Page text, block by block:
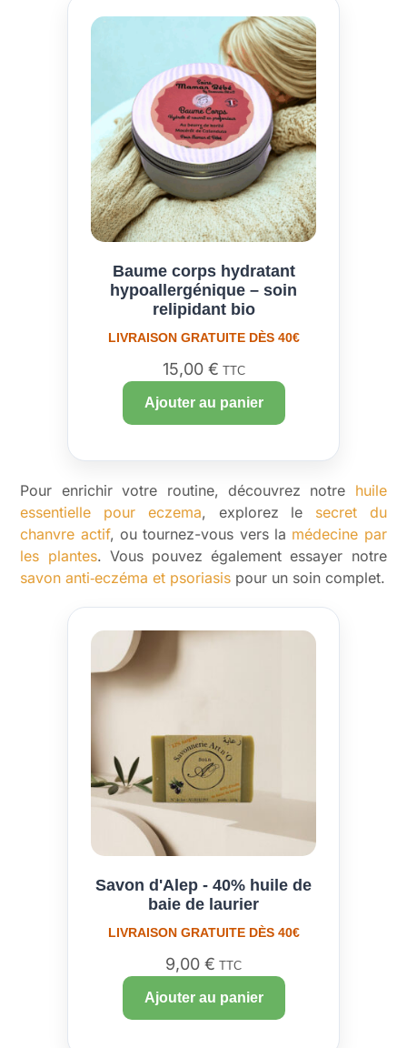
Baume corps hydratant
hypoallergénique – soin
relipidant bio
LIVRAISON GRATUITE DÈS 40€
15,00 € TTC
Ajouter au panier
Pour enrichir votre routine, découvrez notre huile
essentielle pour eczema, explorez le secret du
chanvre actif, ou tournez-vous vers la médecine par
les plantes. Vous pouvez également essayer notre
savon anti‑eczéma et psoriasis pour un soin complet.
Savon d'Alep - 40% huile de
baie de laurier
LIVRAISON GRATUITE DÈS 40€
9,00 € TTC
Ajouter au panier